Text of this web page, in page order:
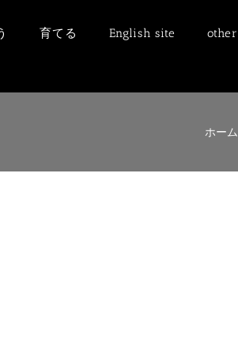
育てる English site other
ホーム